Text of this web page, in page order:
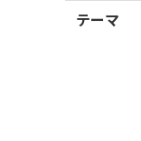
テーマ